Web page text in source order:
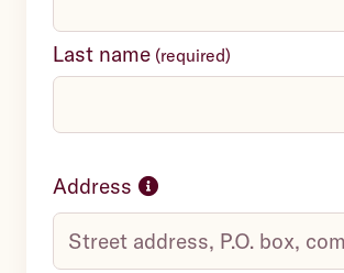
Last name (required)
Address
address,